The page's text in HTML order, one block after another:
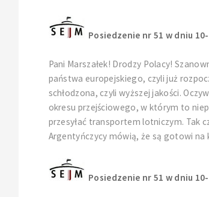
Posiedzenie nr 51 w dniu
Pani Marszałek! Drodzy Polacy!
państwa europejskiego, czyli już
schłodzona, czyli wyższej jakości.
okresu przejściowego, w którym to
przesyłać transportem lotniczym. Tak
Argentyńczycy mówią, że są gotowi na
Posiedzenie nr 51 w dniu